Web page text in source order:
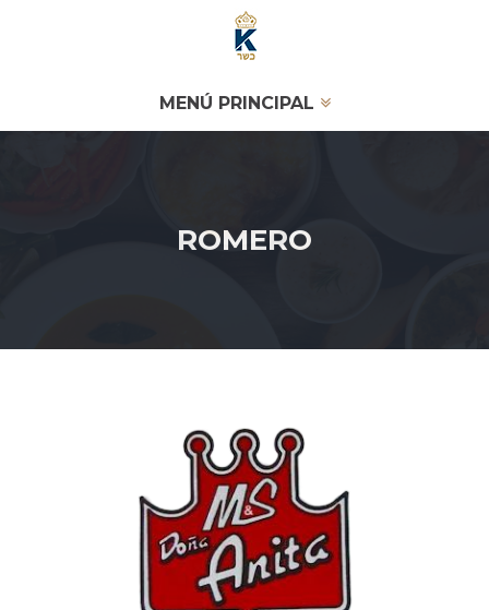
MENÚ PRINCIPAL
ROMERO